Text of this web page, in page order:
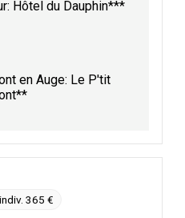
Hôtel du Dauphin***
en Auge: Le P'tit
365 €